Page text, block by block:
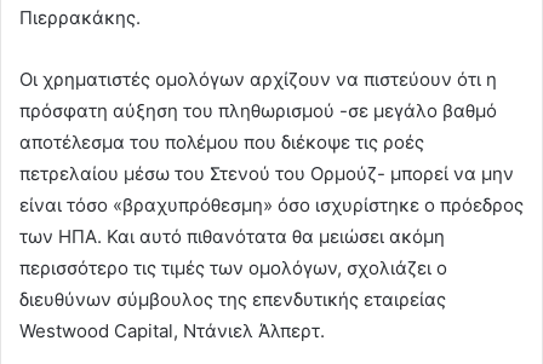
Πιερρακάκης.
Οι χρηματιστές ομολόγων αρχίζουν να πιστεύουν ότι η
πρόσφατη αύξηση του πληθωρισμού -σε μεγάλο βαθμό
αποτέλεσμα του πολέμου που διέκοψε τις ροές
πετρελαίου μέσω του Στενού του Ορμούζ- μπορεί να μην
είναι τόσο «βραχυπρόθεσμη» όσο ισχυρίστηκε ο πρόεδρος
των ΗΠΑ. Και αυτό πιθανότατα θα μειώσει ακόμη
περισσότερο τις τιμές των ομολόγων, σχολιάζει ο
διευθύνων σύμβουλος της επενδυτικής εταιρείας
Westwood Capital, Ντάνιελ Άλπερτ.